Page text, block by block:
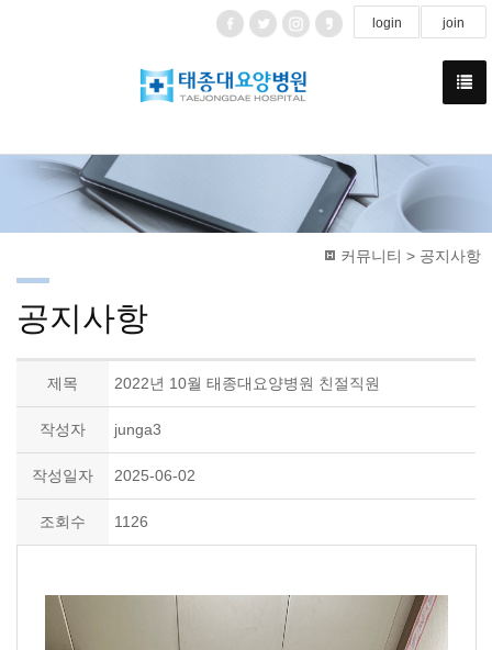
login join
커뮤니티 > 공지사항
공지사항
제목 2022년 10월 태종대요양병원 친절직원
작성자 junga3
작성일자 2025-06-02
조회수 1126